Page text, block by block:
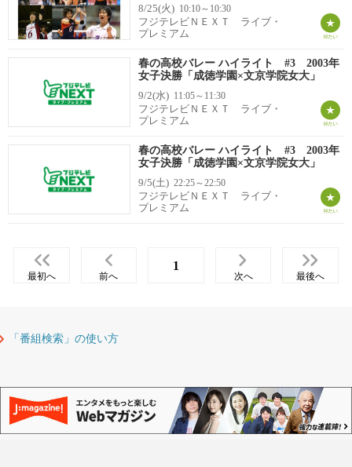
8/25(火) 10:10～10:30
フジテレビＮＥＸＴ ライブ・
プレミアム
春の高校バレー ハイライト #3 2003年
女子決勝「成徳学園×文京学院女大」
9/2(水) 11:05～11:30
フジテレビＮＥＸＴ ライブ・
プレミアム
春の高校バレー ハイライト #3 2003年
女子決勝「成徳学園×文京学院女大」
9/5(土) 22:25～22:50
フジテレビＮＥＸＴ ライブ・
プレミアム
最初へ 前へ
1
次へ 最後へ
「番組検索」の使い方